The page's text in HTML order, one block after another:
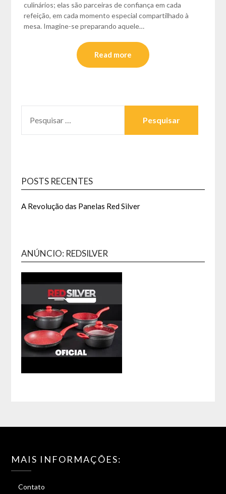
culinários; elas são parceiras de confiança em cada
refeição, em cada momento especial compartilhado à
mesa. Imagine-se preparando aquele…
Read more
POR:
POSTS RECENTES
A Revolução das Panelas Red Silver
ANÚNCIO: REDSILVER
MAIS INFORMAÇÕES:
Contato